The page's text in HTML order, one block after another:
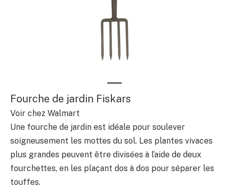
Fourche de jardin Fiskars
Voir chez Walmart
Une fourche de jardin est idéale pour soulever
soigneusement les mottes du sol. Les plantes vivaces
plus grandes peuvent être divisées à l’aide de deux
fourchettes, en les plaçant dos à dos pour séparer les
touffes.